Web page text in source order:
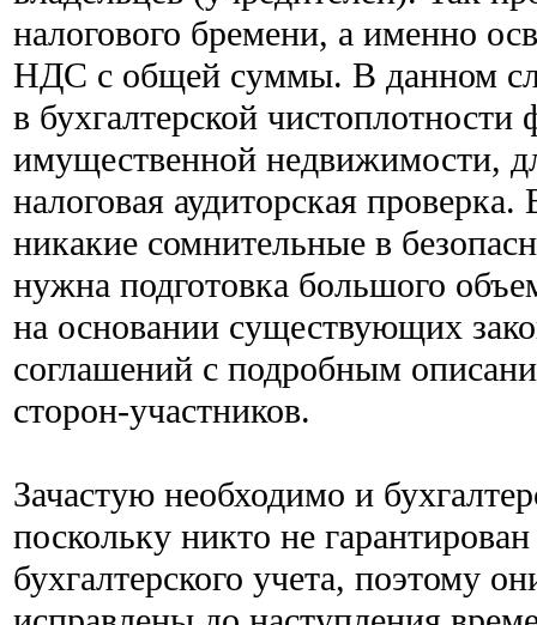
налогового бремени, а именно
НДС с общей суммы. В данном
в бухгалтерской
имущественной недвижимости,
налоговая аудиторская
никакие сомнительные в
нужна подготовка большого
на основании существующих
соглашений с подробным
сторон-участников.
Зачастую необходимо и
поскольку никто не
бухгалтерского учета, поэтому